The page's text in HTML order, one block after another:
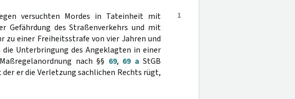
1
versuchten Mordes in Tateinheit mit
Gefährdung des Straßenverkehrs und mit
einer Freiheitsstrafe von vier Jahren und
Unterbringung des Angeklagten in einer
nach §§ 69, 69 a StGB
er die Verletzung sachlichen Rechts rügt,